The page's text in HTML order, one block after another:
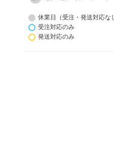
休業日（受注・発送対応な
受注対応のみ
発送対応のみ